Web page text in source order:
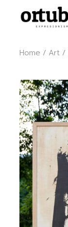
content
Home Art